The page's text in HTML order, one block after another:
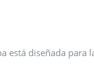
está diseñada para